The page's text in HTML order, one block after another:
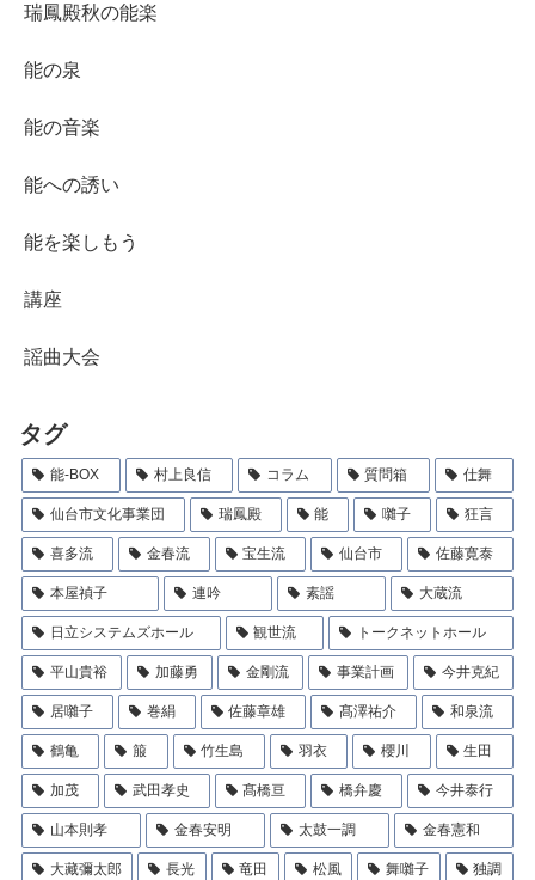
瑞鳳殿秋の能楽
能の泉
能の音楽
能への誘い
能を楽しもう
講座
謡曲大会
タグ
能-BOX 村上良信 コラム 質問箱 仕舞
仙台市文化事業団 瑞鳳殿 能 囃子 狂言
喜多流 金春流 宝生流 仙台市 佐藤寛泰
本屋禎子 連吟 素謡 大蔵流
日立システムズホール 観世流 トークネットホール
平山貴裕 加藤勇 金剛流 事業計画 今井克紀
居囃子 巻絹 佐藤章雄 髙澤祐介 和泉流
鶴亀 箙 竹生島 羽衣 櫻川 生田
加茂 武田孝史 髙橋亘 橋弁慶 今井泰行
山本則孝 金春安明 太鼓一調 金春憲和
大藏彌太郎 長光 竜田 松風 舞囃子 独調